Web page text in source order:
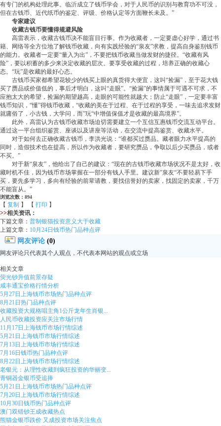
有专门的机构处理此事。临沂成立了钱币学会，对于人民币的识别与教育功不可没，
但在古钱币、近代纸币的鉴定、评级、价格认定等方面鞭长未及。”
专家建议
收藏古钱币要懂得规避风险
高雷表示，收藏古钱币决不能盲目行事。作为收藏者，一定要虚心好学，通过书
籍、网络等全方位地了解钱币收藏，向有实践经验的“泉友”求教，提高自身鉴别钱币
的能力。收藏者一定要“量入为出”，不要把钱币收藏当做发财的捷径。“收藏有风
险”，要以积蓄的多少来决定收藏的层次。要享受收藏的过程，培养正确的收藏心
态。“玩”是收藏的最好心态。
古钱币买家都希望花较少的钱买上眼的真货得大便宜，这叫“捡漏”，至于花大钱
买了赝品或价值低的，事后才明白，这叫“走眼”。“捡漏”的事情属于可遇不可求，不
应抱太大的希望，捡漏的期望越高，走眼的可能性就越大；防止“走眼”，一定要丰富
钱币知识，“懂”得钱币收藏，“收藏的美在于过程、在于过程的享受，一味去追求发财
就庸俗了，小古钱，大学问，而”玩“中增值保值才是收藏的最高境界”。
此外，高雷认为古钱币收藏市场迫切需要建立一个互信互惠钱币交流互动平台。
通过这一平台组织鉴赏、座谈以及讲座等活动，在交流中提高鉴赏、收藏水平。
对于如何去正确收藏古钱币，李洪光说：“谁都买过赝品。藏者眼力水平提高的
同时，造假技术也在提高，所以作为收藏者，要研究赝品，争取以后少买赝品，或者
不买。”
对于新“泉友”，他给出了自己的建议：“现在的古钱币收藏市场状况不是太好，收
藏时机不佳，因为钱币市场掌握在一部分有钱人手里。建议新”泉友“不要轻易下手
买，要先多学习，多向有经验的前辈请教，要找信誉好的卖家，找固定的卖家，千万
不能盲从。”
浏览次数：894
【 复制 】 【 打印 】
>>相关资讯：
下篇文章： 普制银猫投资意义大于收藏
上篇文章： 10月24日钱币热门品种点评
网友评论 (0)
网友评论只代表其个人观点，不代表本网站的观点或立场
相关文章
荧光钞升值前景存疑
咸丰通宝价格行情分析
5月27日上海钱币市场热门品种点评
8月21日热门品种点评
收藏投资大规格唱主角1公斤龙年生肖银...
人民币收藏投资应关注市场行情
11月17日上海钱币市场行情综述
5月21日上海钱币市场行情综述
7月13日上海钱币市场行情综述
7月16日钱币热门品种点评
8月22日上海钱币市场行情综述
老银元：从理性收藏到疯狂投资的华丽变...
青铜器金银币受追捧
5月21日上海钱币市场热门品种点评
7月20日上海钱币市场行情综述
10月30日钱币热门品种点评
澳门双错钞王成收藏热点
熊猫金银币跌价 又成投资市场关注焦点